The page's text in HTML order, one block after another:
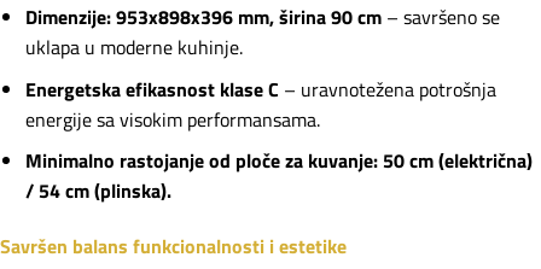
Dimenzije: 953x898x396 mm, širina 90 cm– savršeno se
uklapa u moderne kuhinje.
Energetska efikasnost klase C – uravnotežena potrošnja
energije sa visokim performansama.
Minimalno rastojanje od ploče za kuvanje: 50 cm (električna)
/ 54 cm (plinska).
Savršen balans funkcionalnosti i estetike